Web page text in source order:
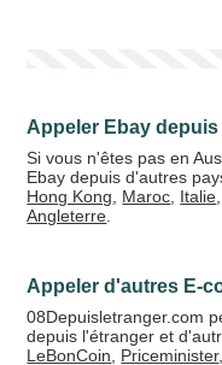
Appeler Ebay
Si vous n'êtes pas en
Ebay depuis d'autres
Hong Kong
Maroc Italie
Angleterre
Appeler d'autres E-
08Depuisletranger.com
depuis l'étranger et
LeBonCoin
Priceminister